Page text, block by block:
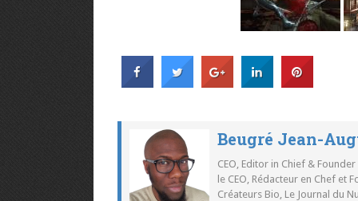
Beugré Jean-
CEO, Editor in Chief &
le CEO, Rédacteur en Chef et
Créateurs Bio, Le Journal du